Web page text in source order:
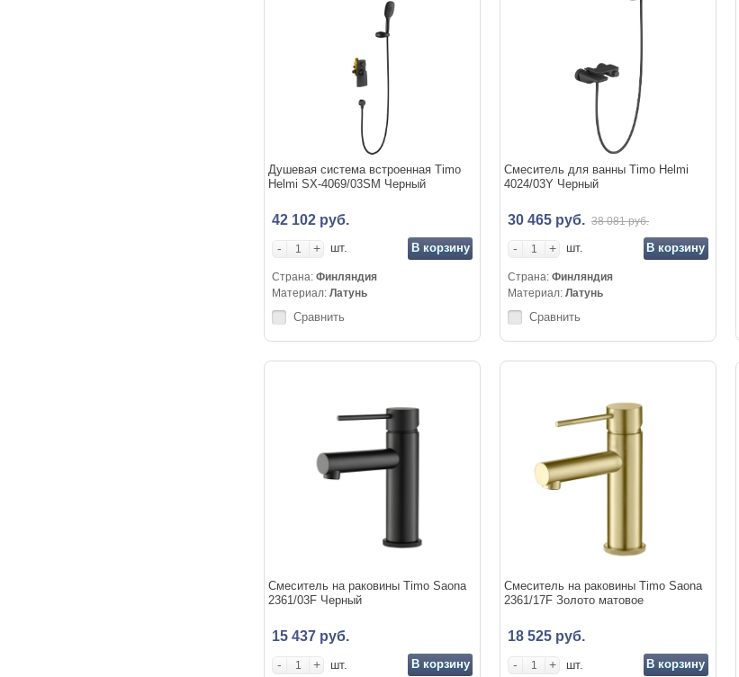
Душевая система встроенная Timo
Helmi SX-4069/03SM Черный
42 102 руб.
- + шт. В корзину
Страна:Финляндия
Материал:Латунь
Сравнить
Смеситель для ванны Timo Helmi
4024/03Y Черный
30 465 руб. 38 081 руб.
- + шт. В корзину
Страна:Финляндия
Материал:Латунь
Сравнить
Смеситель на раковины Timo Saona
2361/03F Черный
15 437 руб.
- + шт. В корзину
Смеситель на раковины Timo Saona
2361/17F Золото матовое
18 525 руб.
- + шт. В корзину